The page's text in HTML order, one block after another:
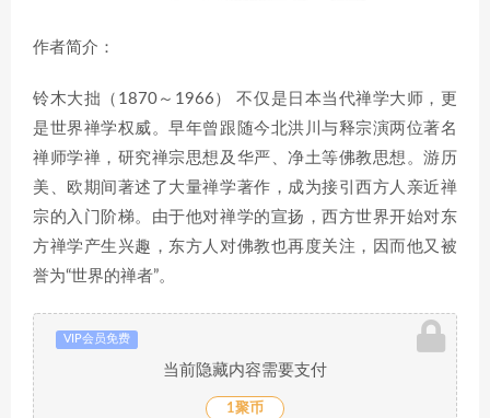
作者简介：
铃木大拙（1870～1966） 不仅是日本当代禅学大师，更
是世界禅学权威。早年曾跟随今北洪川与释宗演两位著名
禅师学禅，研究禅宗思想及华严、净土等佛教思想。游历
美、欧期间著述了大量禅学著作，成为接引西方人亲近禅
宗的入门阶梯。由于他对禅学的宣扬，西方世界开始对东
方禅学产生兴趣，东方人对佛教也再度关注，因而他又被
誉为“世界的禅者”。
VIP会员免费
当前隐藏内容需要支付
1聚币